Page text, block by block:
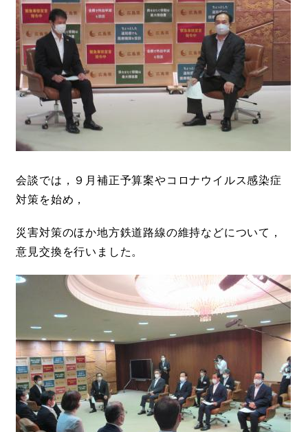
会談では，９月補正予算案やコロナウイルス感染症
対策を始め，
災害対策のほか地方鉄道路線の維持などについて，
意見交換を行いました。